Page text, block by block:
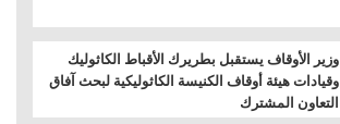
وزير الأوقاف يستقبل بطريرك الأقباط الكاثوليك
وقيادات هيئة أوقاف الكنيسة الكاثوليكية لبحث آفاق
التعاون المشترك